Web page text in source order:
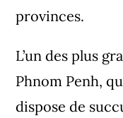
provinces.
L’un des plus
Phnom Penh,
dispose de